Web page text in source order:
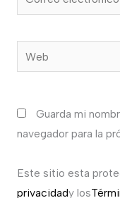
electrónico*
Web
Guarda mi
navegador para la
Este sitio esta
privacidady los